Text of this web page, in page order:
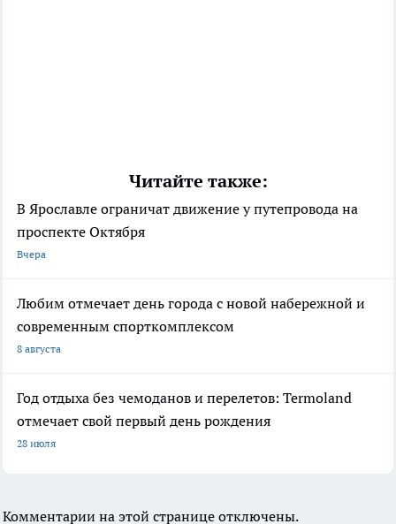
Читайте также:
В Ярославле ограничат движение у путепровода на
проспекте Октября
Вчера
Любим отмечает день города с новой набережной и
современным спорткомплексом
8 августа
Год отдыха без чемоданов и перелетов: Termoland
отмечает свой первый день рождения
28 июля
Комментарии на этой странице отключены.